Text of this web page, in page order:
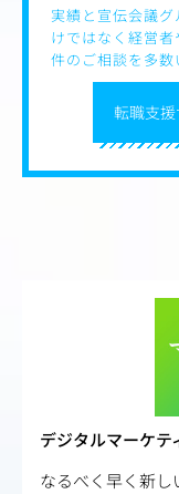
転職支援
実績と宣伝会議
けではなく経営
件のご相談を多数
デジタルマーケ
なるべく早く新し